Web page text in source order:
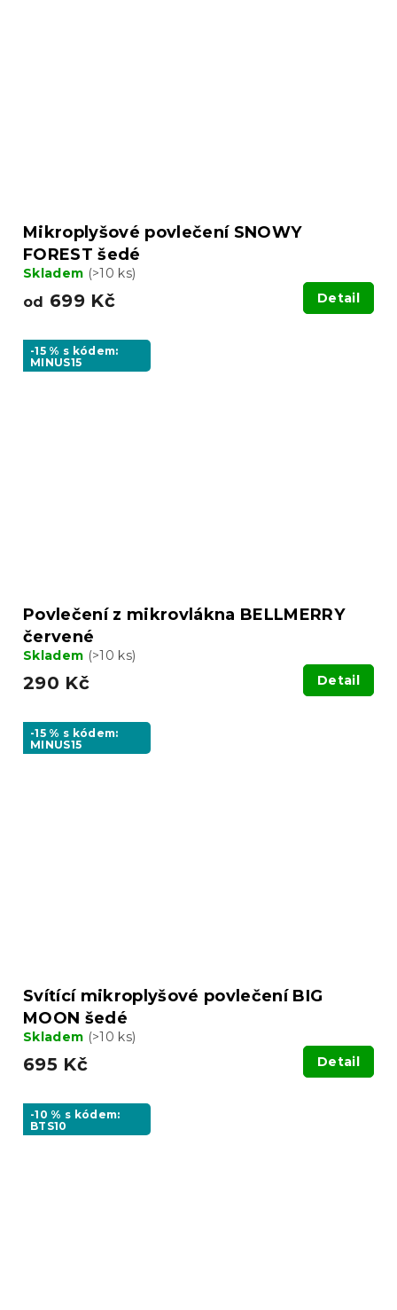
Mikroplyšové povlečení SNOWY
FOREST šedé
Skladem (>10 ks)
od 699 Kč Detail
-15 % s kódem:
MINUS15
Povlečení z mikrovlákna BELLMERRY
červené
Skladem (>10 ks)
290 Kč Detail
-15 % s kódem:
MINUS15
Svítící mikroplyšové povlečení BIG
MOON šedé
Skladem (>10 ks)
695 Kč Detail
-10 % s kódem:
BTS10